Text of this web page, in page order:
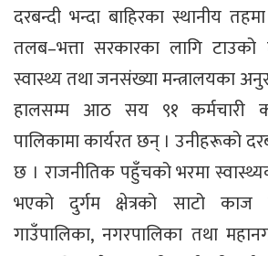
दरबन्दी भन्दा बाहिरका स्थानीय
तलब–भत्ता सरकारका लागि
स्वास्थ्य तथा जनसंख्या मन्त्रालयका
हालसम्म आठ सय ९१ कर्मचारी
पालिकामा कार्यरत छन् । उनीहरूको
छ । राजनीतिक पहुँचको भरमा
भएको दुर्गम क्षेत्रको साटो काज
गाउँपालिका, नगरपालिका तथा